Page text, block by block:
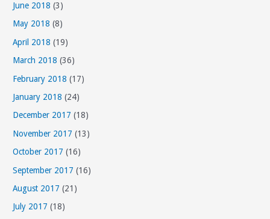
o
r
i
e
s
June 2018 (3)
May 2018 (8)
April 2018 (19)
March 2018 (36)
February 2018 (17)
January 2018 (24)
December 2017 (18)
November 2017 (13)
October 2017 (16)
September 2017 (16)
August 2017 (21)
July 2017 (18)